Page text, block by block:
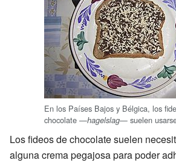
En los Países Bajos y Bélgica, los
chocolate —hagelslag— suelen
Los fideos de chocolate suelen
alguna crema pegajosa para poder